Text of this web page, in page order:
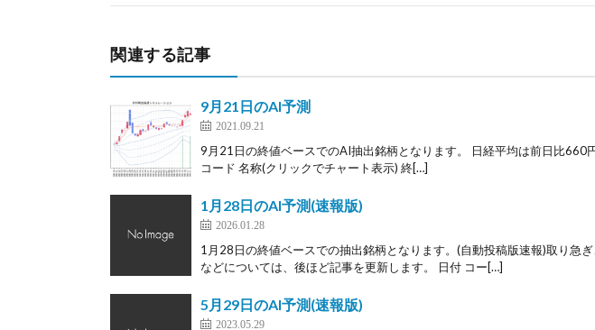
関連する記事
9月21日のAI予測
2021.09.21
9月21日の終値ベースでのAI抽出銘柄となります。 日経平均は前日比660
コード 名称(クリックでチャート表示) 終[…]
1月28日のAI予測(速報版)
2026.01.28
1月28日の終値ベースでの抽出銘柄となります。(自動投稿版速報)取り急
などについては、後ほど記事を更新します。 日付 コー[…]
5月29日のAI予測(速報版)
2023.05.29